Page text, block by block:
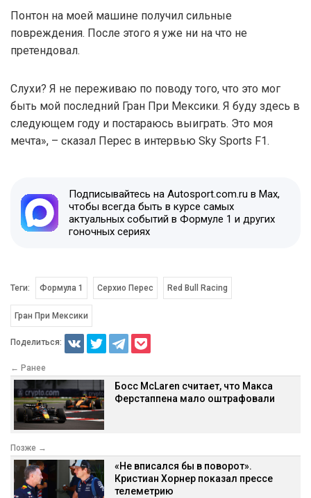
Понтон на моей машине получил сильные
повреждения. После этого я уже ни на что не
претендовал.
Слухи? Я не переживаю по поводу того, что это мог
быть мой последний Гран При Мексики. Я буду здесь в
следующем году и постараюсь выиграть. Это моя
мечта», – сказал Перес в интервью Sky Sports F1.
Подписывайтесь на Autosport.com.ru в Max,
чтобы всегда быть в курсе самых
актуальных событий в Формуле 1 и других
гоночных сериях
Теги: Формула 1 Серхио Перес Red Bull Racing
Гран При Мексики
Поделиться:
← Ранее
Босс McLaren считает, что Макса
Ферстаппена мало оштрафовали
Позже →
«Не вписался бы в поворот».
Кристиан Хорнер показал прессе
телеметрию